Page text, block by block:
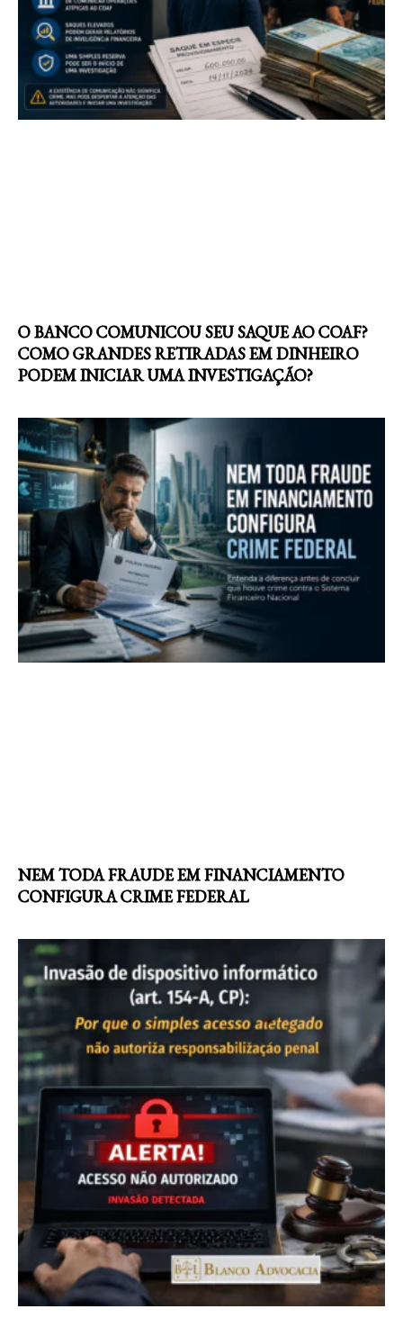
O BANCO COMUNICOU SEU SAQUE AO COAF?
COMO GRANDES RETIRADAS EM DINHEIRO
PODEM INICIAR UMA INVESTIGAÇÃO?
NEM TODA FRAUDE EM FINANCIAMENTO
CONFIGURA CRIME FEDERAL